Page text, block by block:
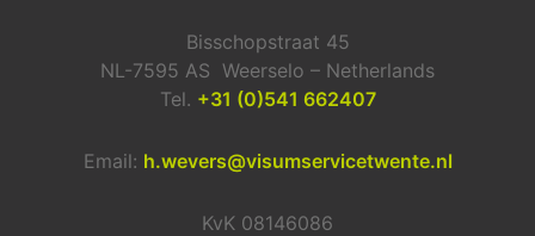
Bisschopstraat 45
NL-7595 AS Weerselo – Netherlands
Tel. +31 (0)541 662407
Email: h.wevers@visumservicetwente.nl
KvK 08146086